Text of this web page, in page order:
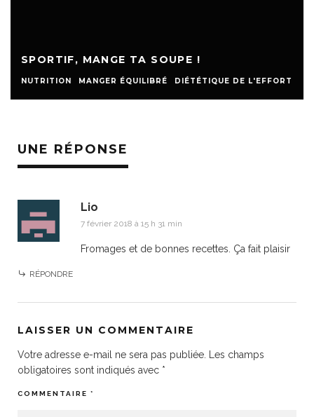
SPORTIF, MANGE TA SOUPE !
NUTRITION MANGER ÉQUILIBRÉ DIÉTÉTIQUE DE L'EFFORT
UNE RÉPONSE
Lio
7 février 2018 à 15 h 31 min
Fromages et de bonnes recettes. Ça fait plaisir
RÉPONDRE
LAISSER UN COMMENTAIRE
Votre adresse e-mail ne sera pas publiée.
Les champs
obligatoires sont indiqués avec *
COMMENTAIRE *